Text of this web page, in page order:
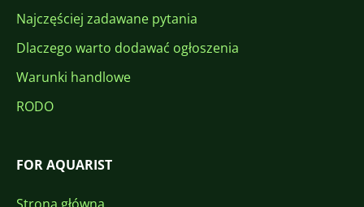
Najczęściej zadawane pytania
Dlaczego warto dodawać ogłoszenia
Warunki handlowe
RODO
FOR AQUARIST